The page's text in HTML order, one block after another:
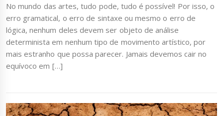
No mundo das artes, tudo pode, tudo é possível! Por isso, o
erro gramatical, o erro de sintaxe ou mesmo o erro de
lógica, nenhum deles devem ser objeto de análise
determinista em nenhum tipo de movimento artístico, por
mais estranho que possa parecer. Jamais devemos cair no
equívoco em […]